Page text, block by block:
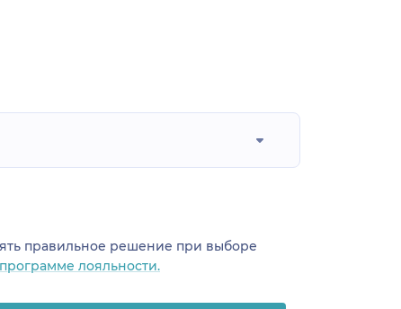
правильное решение при выборе
программе лояльности.